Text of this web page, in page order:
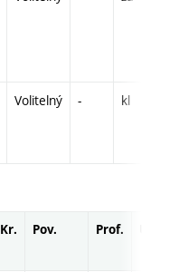
Volitelný - kl
Kr. Pov. Prof.